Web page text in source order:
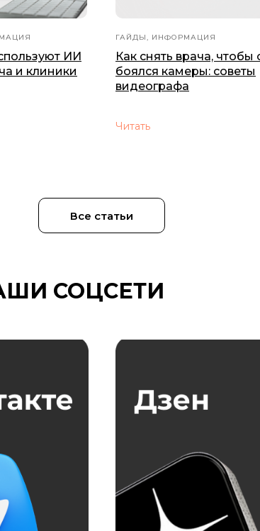
ИИ
и клиники
ГАЙДЫ, ИНФОРМАЦИЯ
Как снять врача, чтобы
боялся камеры: советы
видеографа
Читать
Все статьи
СОЦСЕТИ